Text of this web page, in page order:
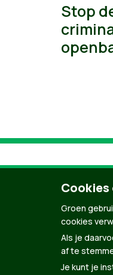
Stop
©
Cookies
Groen
cookies
Als je
af te
Je kunt je